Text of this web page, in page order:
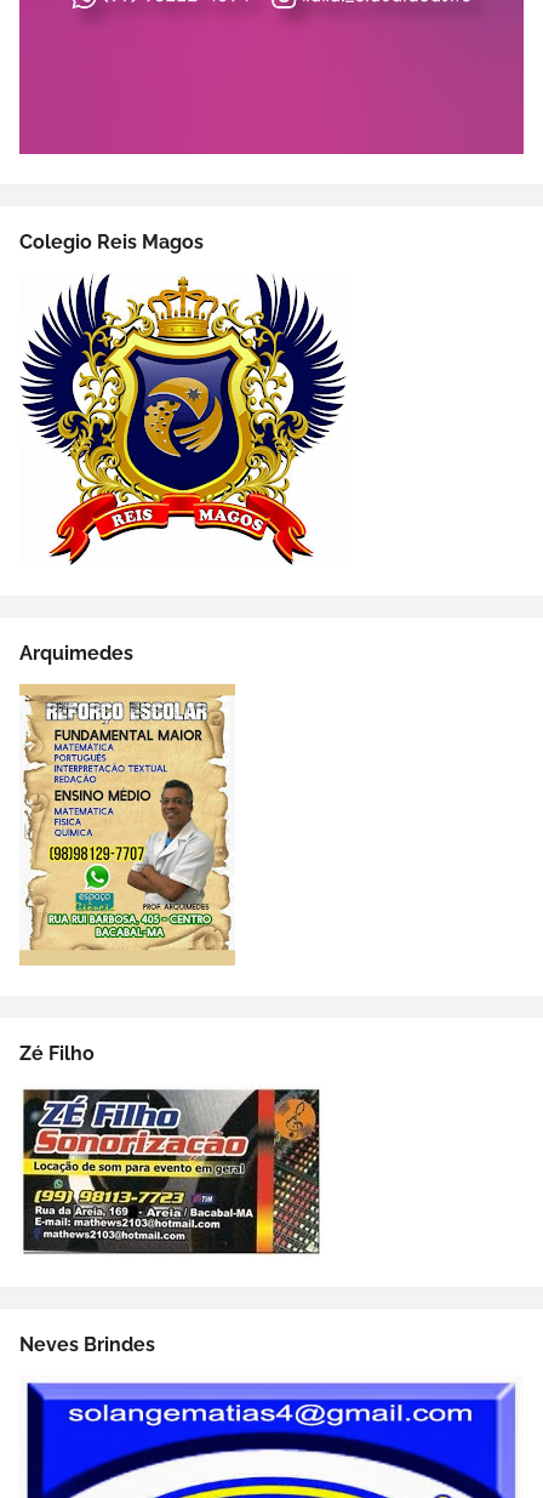
Colegio Reis Magos
Arquimedes
Zé Filho
Neves Brindes